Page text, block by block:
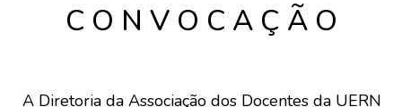
C O N V O C A Ç Ã O
A Diretoria da Associação dos Docentes da UERN